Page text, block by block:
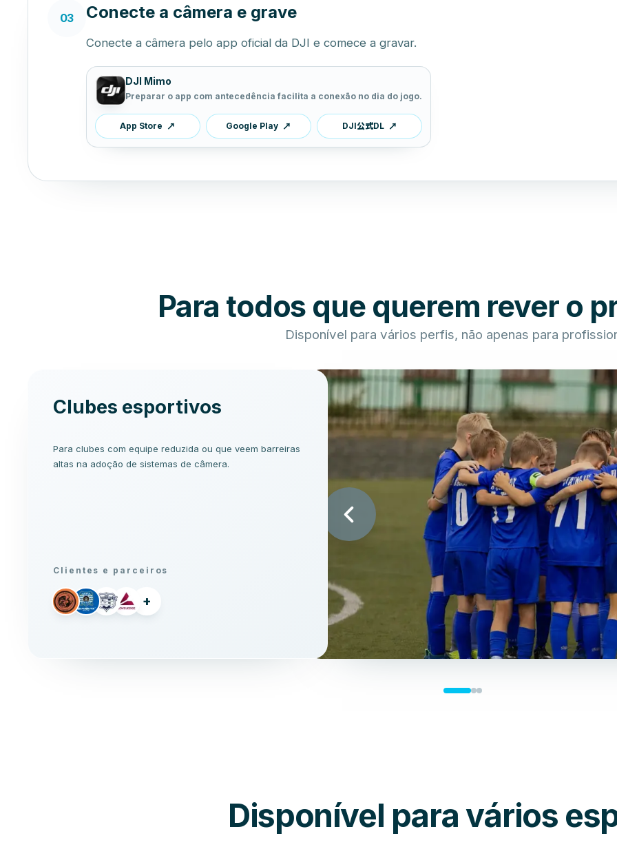
03 Conecte a câmera e grave
Conecte a câmera pelo app oficial da DJI e comece a gravar.
DJI Mimo
Preparar o app com antecedência facilita a conexão no dia do jogo.
App Store ↗ Google Play ↗ DJI公式DL ↗
Para todos que querem rever o
Disponível para vários perfis, não apenas para
Clubes esportivos
Para clubes com equipe reduzida ou que veem barreiras
altas na adoção de sistemas de câmera.
Clientes e parceiros
+
Disponível para vários
Rugby Futebol